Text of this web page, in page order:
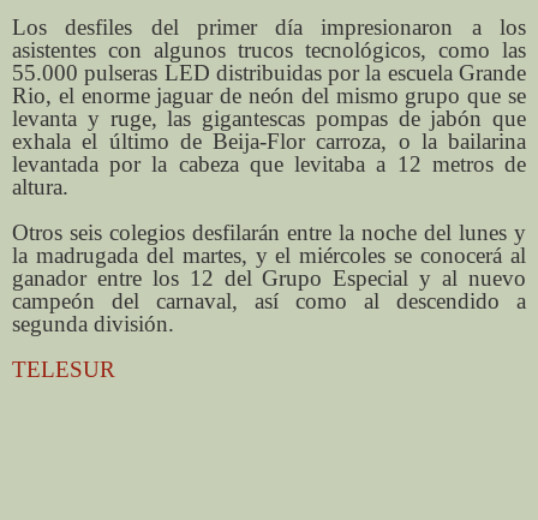
Los desfiles del primer día impresionaron a los
asistentes con algunos trucos tecnológicos, como las
55.000 pulseras LED distribuidas por la escuela Grande
Rio, el enorme jaguar de neón del mismo grupo que se
levanta y ruge, las gigantescas pompas de jabón que
exhala el último de Beija-Flor carroza, o la bailarina
levantada por la cabeza que levitaba a 12 metros de
altura.
Otros seis colegios desfilarán entre la noche del lunes y
la madrugada del martes, y el miércoles se conocerá al
ganador entre los 12 del Grupo Especial y al nuevo
campeón del carnaval, así como al descendido a
segunda división.
TELESUR